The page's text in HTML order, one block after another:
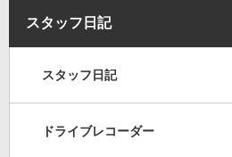
スタッフ日記
スタッフ日記
ドライブレコーダー